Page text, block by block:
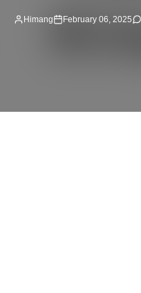
Himang February 06, 2025